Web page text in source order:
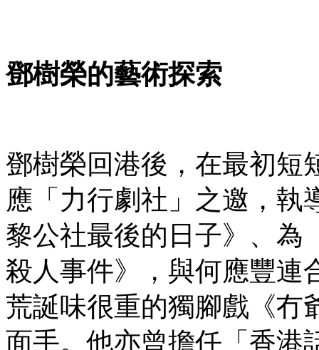
鄧樹榮的藝術探索
鄧樹榮回港後，在最初短
應「力行劇社」之邀，執
黎公社最後的日子》、為
殺人事件》，與何應豐連
荒誕味很重的獨腳戲《冇
面手。他亦曾擔任「香港